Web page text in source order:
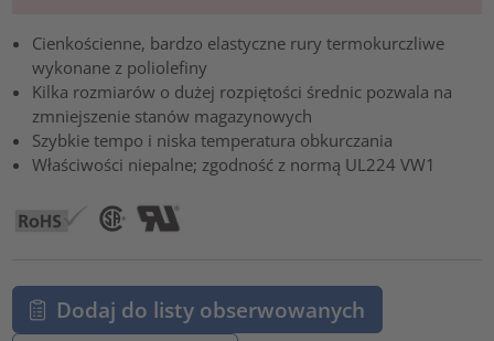
Cienkościenne, bardzo elastyczne rury termokurczliwe
wykonane z poliolefiny
Kilka rozmiarów o dużej rozpiętości średnic pozwala na
zmniejszenie stanów magazynowych
Szybkie tempo i niska temperatura obkurczania
Właściwości niepalne; zgodność z normą UL224 VW1
Dodaj do listy obserwowanych